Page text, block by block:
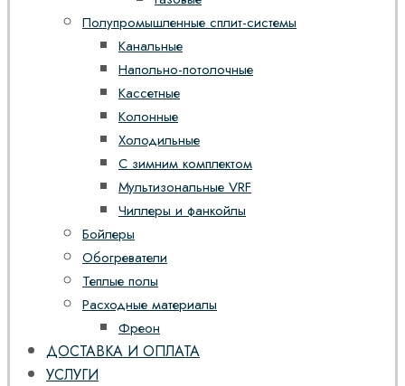
Полупромышленные сплит-системы
Канальные
Напольно-потолочные
Кассетные
Колонные
Холодильные
С зимним комплектом
Мультизональные VRF
Чиллеры и фанкойлы
Бойлеры
Обогреватели
Теплые полы
Расходные материалы
Фреон
ДОСТАВКА И ОПЛАТА
УСЛУГИ